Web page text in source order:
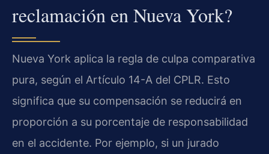
reclamación en Nueva York?
Nueva York aplica la regla de culpa comparativa
pura, según el Artículo 14-A del CPLR. Esto
significa que su compensación se reducirá en
proporción a su porcentaje de responsabilidad
en el accidente. Por ejemplo, si un jurado